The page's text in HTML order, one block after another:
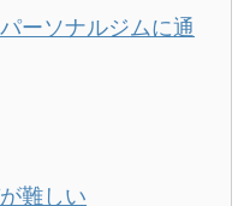
ーソナルジムに通
難しい